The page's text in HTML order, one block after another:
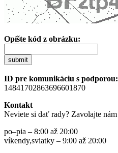
Opíšte kód z obrázku:
submit
ID pre komunikáciu s podporou:
14841702863696601870
Kontakt
Neviete si dať rady? Zavolajte nám
po–pia – 8:00 až 20:00
víkendy,sviatky – 9:00 až 20:00